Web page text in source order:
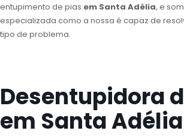
entupimento de pias em Santa Adélia, e
especializada como a nossa é capaz de
tipo de problema.
Desentupidora
em Santa Adélia